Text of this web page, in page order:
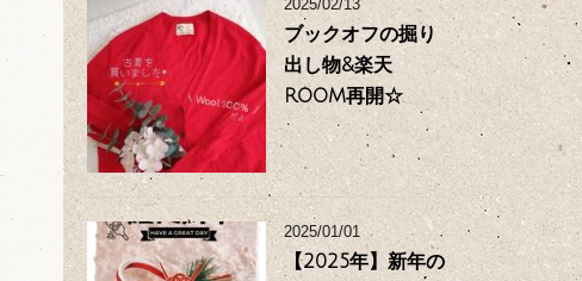
2025/02/13
ブックオフの掘り
出し物&楽天
ROOM再開☆
2025/01/01
【2025年】新年の